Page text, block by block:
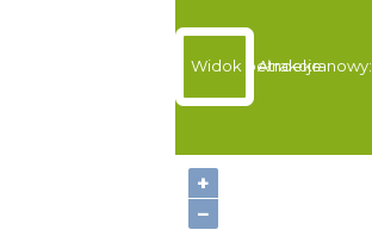
+
−
Widok pełnoekranowy:
Atrakcje